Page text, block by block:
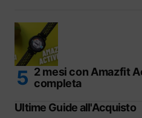
2 mesi con Amazfit
completa
Ultime Guide all'Acquisto